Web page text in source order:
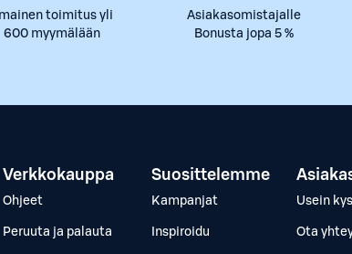
toimitus yli
600 myymälään
Asiakasomistajalle
Bonusta jopa 5 %
Verkkokauppa
Ohjeet
Peruuta ja palauta
Suosittelemme
Kampanjat
Inspiroidu
Usein
Ota